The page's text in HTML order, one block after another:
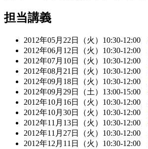
担当講義
2012年05月22日（火）10:30-12:00
2012年06月12日（火）10:30-12:00
2012年07月10日（火）10:30-12:00
2012年08月21日（火）10:30-12:00
2012年09月18日（火）10:30-12:00
2012年09月29日（土）13:00-15:00
2012年10月16日（火）10:30-12:00
2012年10月30日（火）10:30-12:00
2012年11月13日（火）10:30-12:00
2012年11月27日（火）10:30-12:00
2012年12月11日（火）10:30-12:00